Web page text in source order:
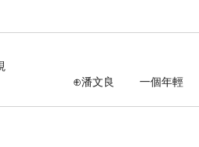
一個年輕